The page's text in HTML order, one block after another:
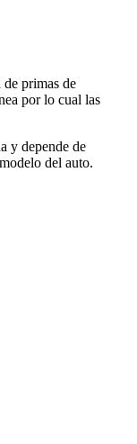
primas de
por lo cual las
y depende de
del auto.